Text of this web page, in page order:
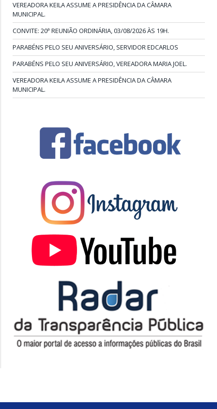
VEREADORA KEILA ASSUME A PRESIDÊNCIA DA CÂMARA
MUNICIPAL.
CONVITE: 20ª REUNIÃO ORDINÁRIA, 03/08/2026 ÀS 19H.
PARABÉNS PELO SEU ANIVERSÁRIO, SERVIDOR EDCARLOS
PARABÉNS PELO SEU ANIVERSÁRIO, VEREADORA MARIA JOEL.
VEREADORA KEILA ASSUME A PRESIDÊNCIA DA CÂMARA
MUNICIPAL.